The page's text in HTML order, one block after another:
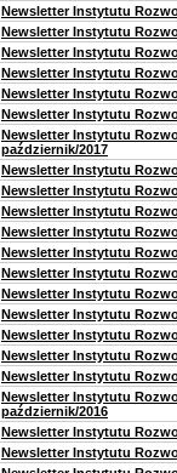
Newsletter Instytutu
Newsletter Instytutu
Newsletter Instytutu
Newsletter Instytutu
Newsletter Instytutu
Newsletter Instytutu
Newsletter Instytutu
październik/2017
Newsletter Instytutu
Newsletter Instytutu
Newsletter Instytutu
Newsletter Instytutu
Newsletter Instytutu
Newsletter Instytutu
Newsletter Instytutu
Newsletter Instytutu
Newsletter Instytutu
Newsletter Instytutu
Newsletter Instytutu
Newsletter Instytutu
październik/2016
Newsletter Instytutu
Newsletter Instytutu